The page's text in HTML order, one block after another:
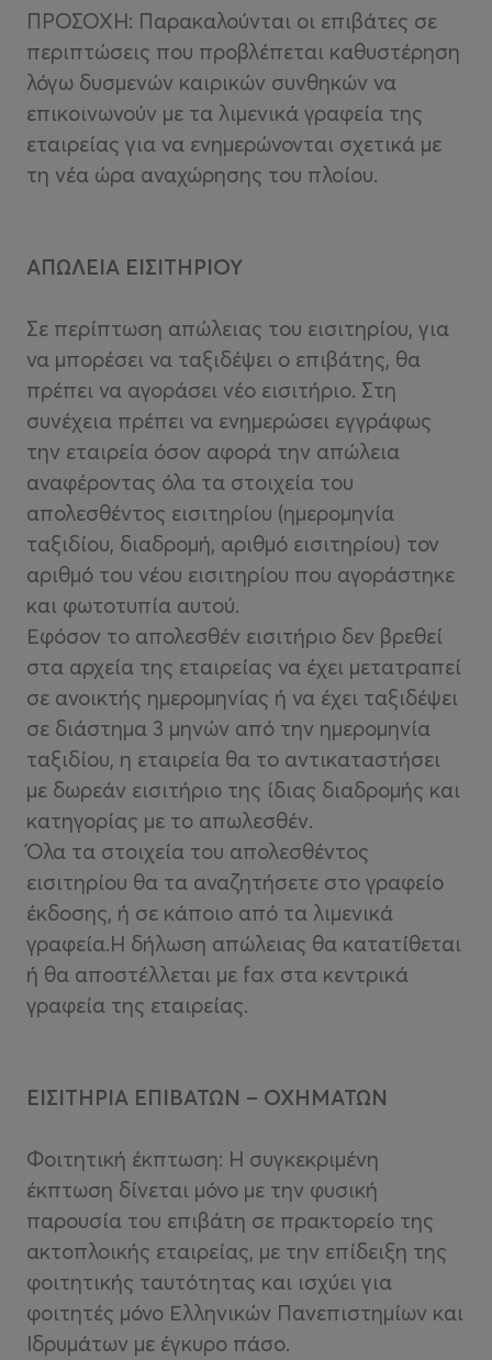
ΠΡΟΣΟΧΗ: Παρακαλούνται οι επιβάτες σε
περιπτώσεις που προβλέπεται καθυστέρηση
λόγω δυσμενών καιρικών συνθηκών να
επικοινωνούν με τα λιμενικά γραφεία της
εταιρείας για να ενημερώνονται σχετικά με
τη νέα ώρα αναχώρησης του πλοίου.
ΑΠΩΛΕΙΑ ΕΙΣΙΤΗΡΙΟΥ
Σε περίπτωση απώλειας του εισιτηρίου, για
να μπορέσει να ταξιδέψει ο επιβάτης, θα
πρέπει να αγοράσει νέο εισιτήριο. Στη
συνέχεια πρέπει να ενημερώσει εγγράφως
την εταιρεία όσον αφορά την απώλεια
αναφέροντας όλα τα στοιχεία του
απολεσθέντος εισιτηρίου (ημερομηνία
ταξιδίου, διαδρομή, αριθμό εισιτηρίου) τον
αριθμό του νέου εισιτηρίου που αγοράστηκε
και φωτοτυπία αυτού.
Εφόσον το απολεσθέν εισιτήριο δεν βρεθεί
στα αρχεία της εταιρείας να έχει μετατραπεί
σε ανοικτής ημερομηνίας ή να έχει ταξιδέψει
σε διάστημα 3 μηνών από την ημερομηνία
ταξιδίου, η εταιρεία θα το αντικαταστήσει
με δωρεάν εισιτήριο της ίδιας διαδρομής και
κατηγορίας με το απωλεσθέν.
Όλα τα στοιχεία του απολεσθέντος
εισιτηρίου θα τα αναζητήσετε στο γραφείο
έκδοσης, ή σε κάποιο από τα λιμενικά
γραφεία.Η δήλωση απώλειας θα κατατίθεται
ή θα αποστέλλεται με fax στα κεντρικά
γραφεία της εταιρείας.
ΕΙΣΙΤΗΡΙΑ ΕΠΙΒΑΤΩΝ – ΟΧΗΜΑΤΩΝ
Φοιτητική έκπτωση: Η συγκεκριμένη
έκπτωση δίνεται μόνο με την φυσική
παρουσία του επιβάτη σε πρακτορείο της
ακτοπλοικής εταιρείας, με την επίδειξη της
φοιτητικής ταυτότητας και ισχύει για
φοιτητές μόνο Ελληνικών Πανεπιστημίων και
Ιδρυμάτων με έγκυρο πάσο.